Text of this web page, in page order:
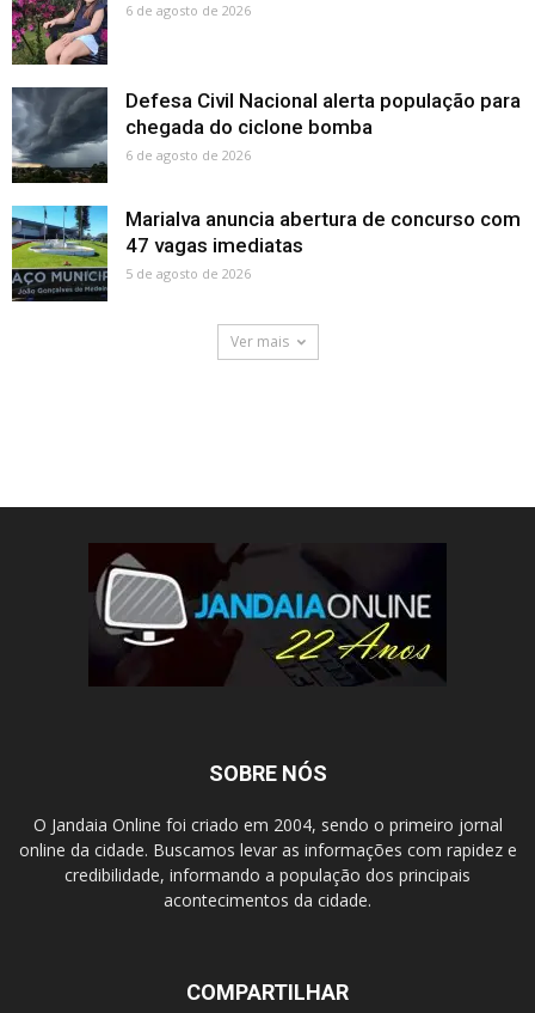
6 de agosto de 2026
Defesa Civil Nacional alerta população para
chegada do ciclone bomba
6 de agosto de 2026
Marialva anuncia abertura de concurso com
47 vagas imediatas
5 de agosto de 2026
Ver mais
SOBRE NÓS
O Jandaia Online foi criado em 2004, sendo o primeiro jornal
online da cidade. Buscamos levar as informações com rapidez e
credibilidade, informando a população dos principais
acontecimentos da cidade.
COMPARTILHAR